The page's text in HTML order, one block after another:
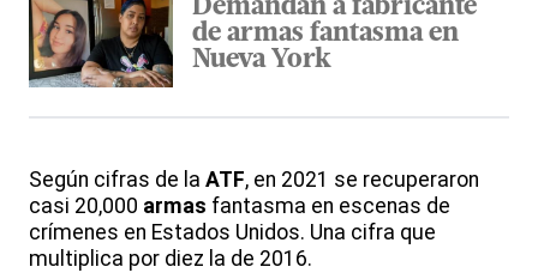
Demandan a fabricante
de armas fantasma en
Nueva York
Según cifras de la ATF, en 2021 se recuperaron
casi 20,000 armas fantasma en escenas de
crímenes en Estados Unidos. Una cifra que
multiplica por diez la de 2016.